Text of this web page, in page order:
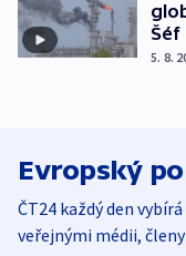
Šéf
5. 8.
Evropský
ČT24 každý den
veřejnými médii,